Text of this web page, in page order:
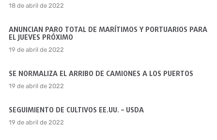
18 de abril de 2022
ANUNCIAN PARO TOTAL DE MARÍTIMOS Y PORTUARIOS PARA
EL JUEVES PRÓXIMO
19 de abril de 2022
SE NORMALIZA EL ARRIBO DE CAMIONES A LOS PUERTOS
19 de abril de 2022
SEGUIMIENTO DE CULTIVOS EE.UU. – USDA
19 de abril de 2022